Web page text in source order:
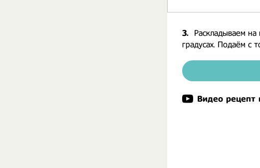
3.
Раскладываем
градусах. Подаём с
Видео рецепт